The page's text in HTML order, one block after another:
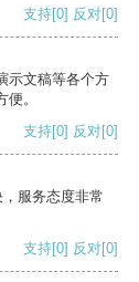
支持[0] 反对[0]
示文稿等各个方
。
支持[0] 反对[0]
服务态度非常
支持[0] 反对[0]